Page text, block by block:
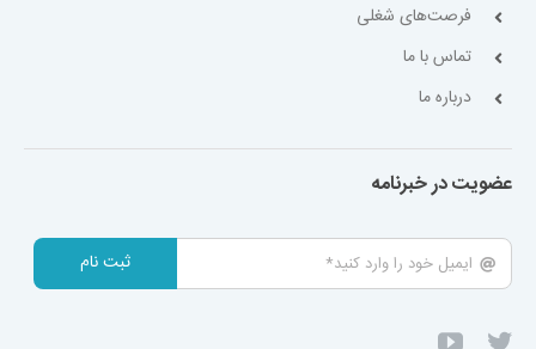
فرصت‌های شغلی
تماس با ما
درباره ما
عضویت در خبرنامه
ثبت نام